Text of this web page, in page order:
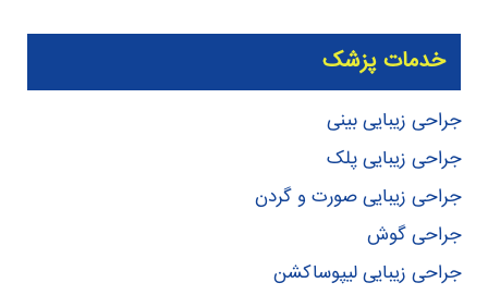
خدمات پزشک
جراحی زیبایی بینی
جراحی زیبایی پلک
جراحی زیبایی صورت و گردن
جراحی گوش
جراحی زیبایی لیپوساکشن